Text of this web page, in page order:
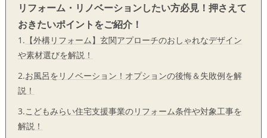
リフォーム・リノベーションしたい方必見！押さえて
おきたいポイントをご紹介！
1. 【外構リフォーム】玄関アプローチのおしゃれなデザイン
や素材選びを解説！
2.お風呂をリノベーション！オプションの後悔＆失敗例を解
説！
3.こどもみらい住宅支援事業のリフォーム条件や対象工事を
解説！